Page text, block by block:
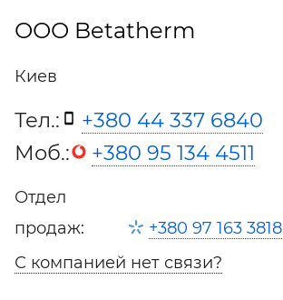
ООО Betatherm
Киев
Тел.:
+380 44 337 6840
Моб.:
+380 95 134 4511
Отдел
продаж:
+380 97 163 3818
С компанией нет связи?